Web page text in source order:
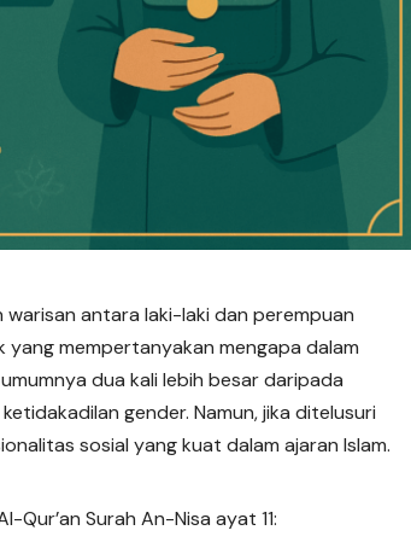
antara laki-laki dan perempuan
yang mempertanyakan mengapa dalam
dua kali lebih besar daripada
gender. Namun, jika ditelusuri
sosial yang kuat dalam ajaran Islam.
Qur’an Surah An-Nisa ayat 11: